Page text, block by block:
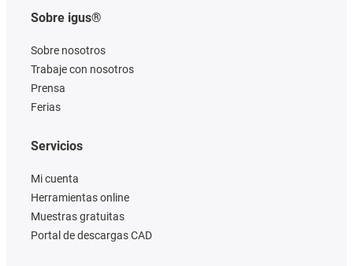
Sobre igus®
Sobre nosotros
Trabaje con nosotros
Prensa
Ferias
Servicios
Mi cuenta
Herramientas online
Muestras gratuitas
Portal de descargas CAD